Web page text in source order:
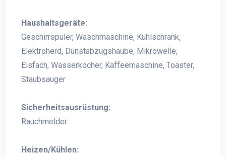
Haushaltsgeräte:
Geschirrspüler, Waschmaschine, Kühlschrank,
Elektroherd, Dunstabzugshaube, Mikrowelle,
Eisfach, Wasserkocher, Kaffeemaschine, Toaster,
Staubsauger
Sicherheitsausrüstung:
Rauchmelder
Heizen/Kühlen: